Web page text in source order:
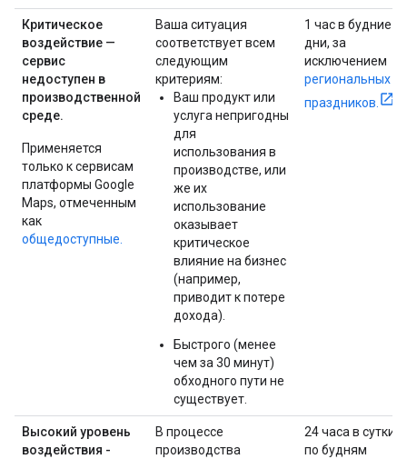
Критическое
воздействие —
сервис
недоступен в
производственной
среде.
Применяется
только к сервисам
платформы Google
Maps, отмеченным
как
общедоступные.
Ваша ситуация
соответствует всем
следующим
критериям:
Ваш продукт или
услуга непригодны
для
использования в
производстве, или
же их
использование
оказывает
критическое
влияние на бизнес
(например,
приводит к потере
дохода).
Быстрого (менее
чем за 30 минут)
обходного пути не
существует.
1 час в будние
дни, за
исключением
региональных
праздников.
Высокий уровень
воздействия -
В процессе
производства
24 часа в сутки
по будням